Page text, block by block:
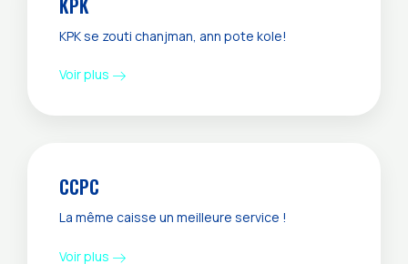
KPK se zouti chanjman, ann pote kole!
Voir plus
CCPC
La même caisse un meilleure service !
Voir plus